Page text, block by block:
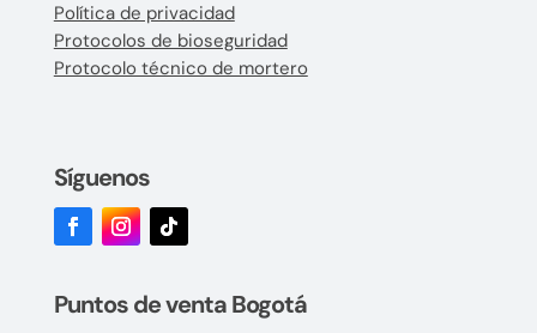
Política de privacidad
Protocolos de bioseguridad
Protocolo técnico de mortero
Síguenos
Puntos de venta Bogotá